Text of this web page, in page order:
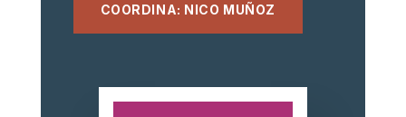
COORDINA: NICO MUÑOZ